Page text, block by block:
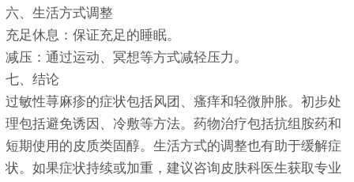
六、生活方式调整
充足休息：保证充足的睡眠。
减压：通过运动、冥想等方式减轻压力。
七、结论
过敏性荨麻疹的症状包括风团、瘙痒和轻微肿胀。初步处
理包括避免诱因、冷敷等方法。药物治疗包括抗组胺药和
短期使用的皮质类固醇。生活方式的调整也有助于缓解症
状。如果症状持续或加重，建议咨询皮肤科医生获取专业